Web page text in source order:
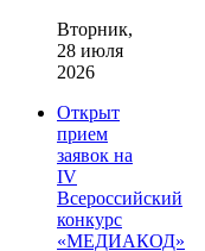
Вторник,
28 июля
2026
Открыт
прием
заявок на
IV
Всероссийский
конкурс
«МЕДИАКОД»